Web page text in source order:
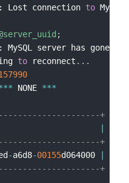
: Lost connection to
;
to reconnect . . .
** NONE ***
+
+
-a6d8-00155d064000
+